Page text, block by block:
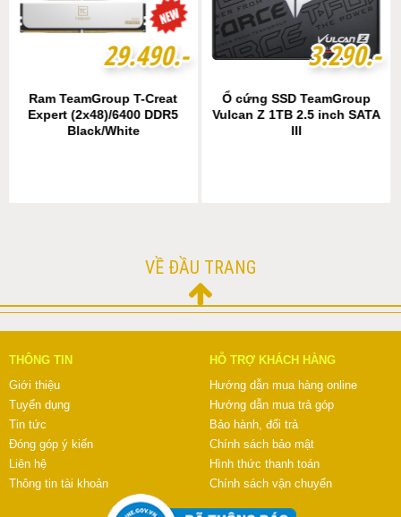
29.490.-
29.490.-
Ram TeamGroup T-Creat
Expert (2x48)/6400 DDR5
Black/White
3.290.-
3.290.-
Ổ cứng SSD TeamGroup
Vulcan Z 1TB 2.5 inch SATA
III
VỀ ĐẦU TRANG
THÔNG TIN
Giới thiệu
Tuyển dụng
Tin tức
Đóng góp ý kiến
Liên hệ
Thông tin tài khoản
HỖ TRỢ KHÁCH HÀNG
Hướng dẫn mua hàng online
Hướng dẫn mua trả góp
Bảo hành, đổi trả
Chính sách bảo mật
Hình thức thanh toán
Chính sách vận chuyển